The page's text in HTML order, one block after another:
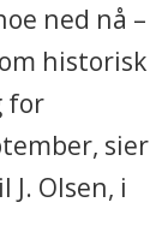
ned nå –
historisk
for
sier
Olsen, i